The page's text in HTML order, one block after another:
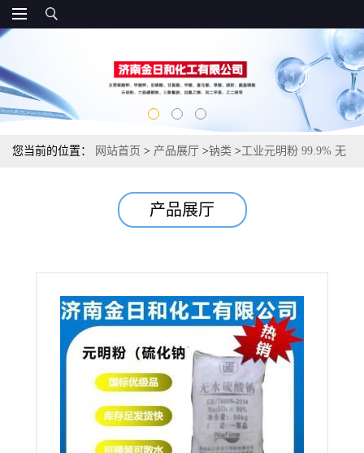
您当前的位置： 网站首页 > 产品展厅 >钠类 >工业元明粉 99.9% 无
产品展厅